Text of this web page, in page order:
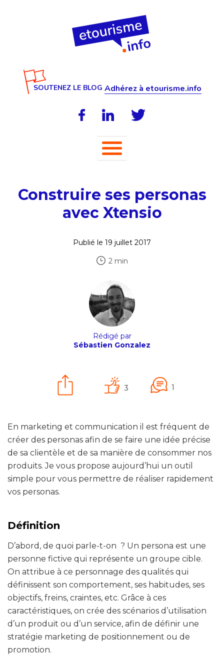
SOUTENEZ LE BLOG Adhérez à etourisme.info
Construire ses personas
avec Xtensio
Publié le 19 juillet 2017
2 min
Rédigé par
Sébastien Gonzalez
3 1
En marketing et communication il est fréquent de
créer des personas afin de se faire une idée précise
de sa clientèle et de sa manière de consommer nos
produits. Je vous propose aujourd’hui un outil
simple pour vous permettre de réaliser rapidement
vos personas.
Définition
D’abord, de quoi parle-t-on ? Un persona est une
personne fictive qui représente un groupe cible.
On attribue à ce personnage des qualités qui
définissent son comportement, ses habitudes, ses
objectifs, freins, craintes, etc. Grâce à ces
caractéristiques, on crée des scénarios d’utilisation
d’un produit ou d’un service, afin de définir une
stratégie marketing de positionnement ou de
promotion.